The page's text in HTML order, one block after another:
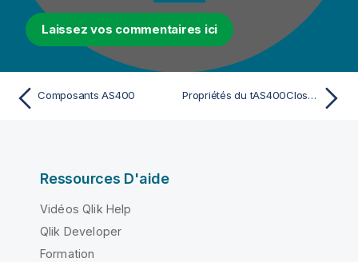
Laissez vos commentaires ici
Composants AS400 Propriétés du tAS400Close Standard
Ressources D'aide
Vidéos Qlik Help
Qlik Developer
Formation